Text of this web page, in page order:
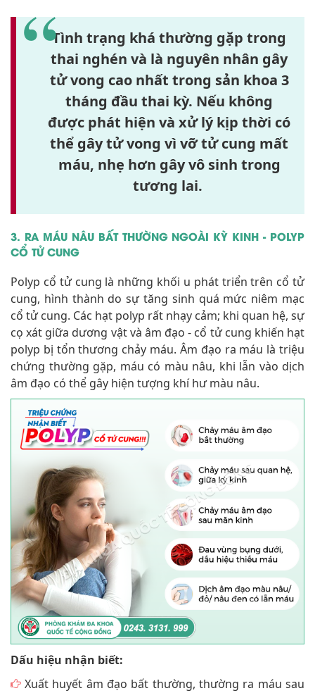
Tình trạng khá thường gặp trong
thai nghén và là nguyên nhân gây
tử vong cao nhất trong sản khoa 3
tháng đầu thai kỳ. Nếu không
được phát hiện và xử lý kịp thời có
thể gây tử vong vì vỡ tử cung mất
máu, nhẹ hơn gây vô sinh trong
tương lai.
3. RA MÁU NÂU BẤT THƯỜNG NGOÀI KỲ KINH - POLYP
CỔ TỬ CUNG
Polyp cổ tử cung là những khối u phát triển trên cổ tử
cung, hình thành do sự tăng sinh quá mức niêm mạc
cổ tử cung. Các hạt polyp rất nhạy cảm; khi quan hệ, sự
cọ xát giữa dương vật và âm đạo - cổ tử cung khiến hạt
polyp bị tổn thương chảy máu. Âm đạo ra máu là triệu
chứng thường gặp, máu có màu nâu, khi lẫn vào dịch
âm đạo có thể gây hiện tượng khí hư màu nâu.
Dấu hiệu nhận biết:
Xuất huyết âm đạo bất thường, thường ra máu sau